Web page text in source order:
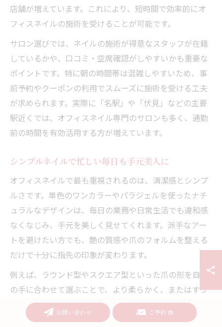
店舗が増えています。これにより、短時間で効率的にオ
フィスネイルの施術を受けることが可能です。
サロン選びでは、ネイルの施術が得意なスタッフが在籍
しているかや、口コミ・空席確認がしやすいかも重要な
ポイントです。特に朝の時間帯は混雑しやすいため、事
前予約やクーポンの利用でスムーズに施術を受ける工夫
が求められます。実際に「名駅」や「伏見」などの主要
駅近くでは、オフィスネイル専門のサロンも多く、通勤
前の時間を有効活用する方が増えています。
シンプルネイルで忙しい毎日も手元美人に
オフィスネイルで最も重視されるのは、清潔感とシンプ
ルさです。単色のワンカラーやパラジェルを使ったナチ
ュラルなデザインは、毎日の業務や日常生活でも違和感
なくなじみ、手元を美しく見せてくれます。派手なアー
トを避けたい方でも、艶の質感や爪のフォルムを整える
だけで十分に指先の印象が変わります。
例えば、ラウンド型やスクエア型といった爪の形を自分
の手に合わせて選ぶことで、より柔らかく、またはすっ
きりとした印象を演出できます。名古屋や東海エリアの
サロンでは、こうしたシンプルデザインが得意なスタッ
お問い合わせ ご予約